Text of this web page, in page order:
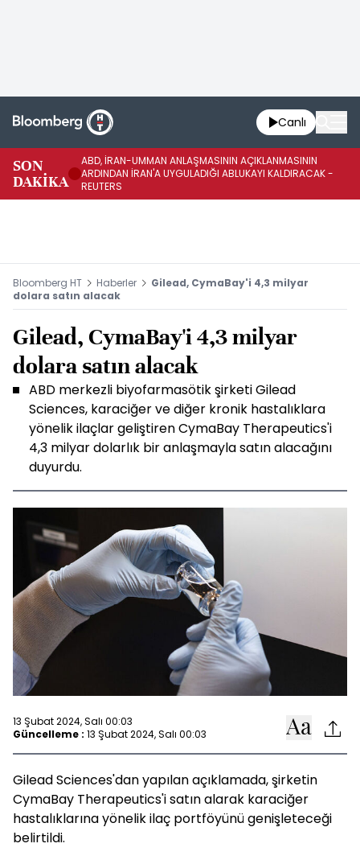
Canlı
SON
DAKİKA
ABD, İRAN-UMMAN ANLAŞMASININ AÇIKLANMASININ
ARDINDAN İRAN'A UYGULADIĞI ABLUKAYI KALDIRACAK -
REUTERS
Bloomberg HT Haberler
Gilead, CymaBay'i 4,3 milyar
dolara satın alacak
Gilead, CymaBay'i 4,3 milyar
dolara satın alacak
ABD merkezli biyofarmasötik şirketi Gilead
Sciences, karaciğer ve diğer kronik hastalıklara
yönelik ilaçlar geliştiren CymaBay Therapeutics'i
4,3 milyar dolarlık bir anlaşmayla satın alacağını
duyurdu.
13 Şubat 2024, Salı 00:03
Güncelleme : 13 Şubat 2024, Salı 00:03
Gilead Sciences'dan yapılan açıklamada, şirketin
CymaBay Therapeutics'i satın alarak karaciğer
hastalıklarına yönelik ilaç portföyünü genişleteceği
belirtildi.